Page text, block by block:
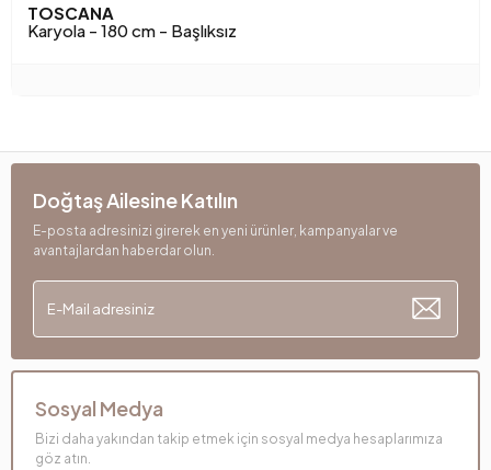
TOSCANA
Karyola - 180 cm - Başlıksız
Doğtaş Ailesine Katılın
E-posta adresinizi girerek en yeni ürünler, kampanyalar ve
avantajlardan haberdar olun.
Sosyal Medya
Bizi daha yakından takip etmek için sosyal medya hesaplarımıza
göz atın.